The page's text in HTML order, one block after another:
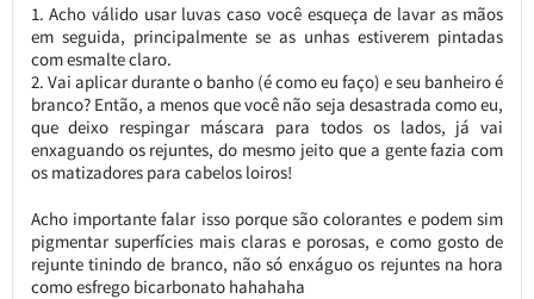
Acho válido usar luvas caso você esqueça de lavar as mãos
em seguida, principalmente se as unhas estiverem pintadas
com esmalte claro.
Vai aplicar durante o banho (é como eu faço) e seu banheiro é
branco? Então, a menos que você não seja desastrada como eu,
que deixo respingar máscara para todos os lados, já vai
enxaguando os rejuntes, do mesmo jeito que a gente fazia com
os matizadores para cabelos loiros!
Acho importante falar isso porque são colorantes e podem sim
pigmentar superfícies mais claras e porosas, e como gosto de
rejunte tinindo de branco, não só enxáguo os rejuntes na hora
como esfrego bicarbonato hahahaha